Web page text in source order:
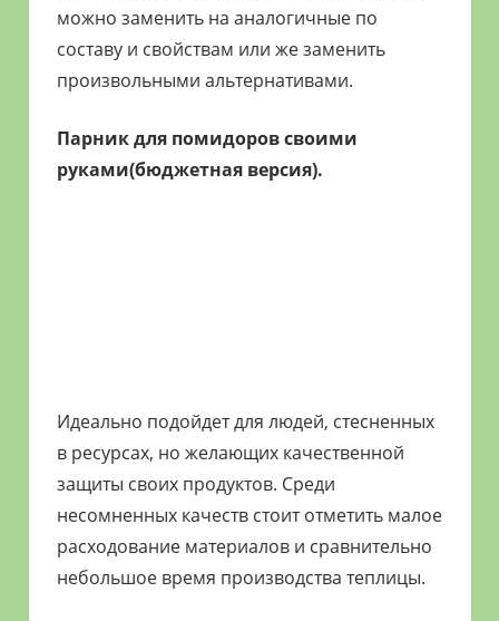
можно заменить на аналогичные по
составу и свойствам или же заменить
произвольными альтернативами.
Парник для помидоров своими
руками(бюджетная версия).
Идеально подойдет для людей, стесненных
в ресурсах, но желающих качественной
защиты своих продуктов. Среди
несомненных качеств стоит отметить малое
расходование материалов и сравнительно
небольшое время производства теплицы.